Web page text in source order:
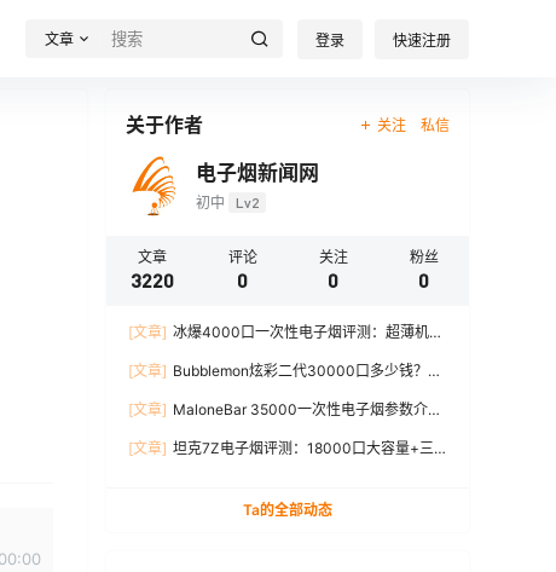
文章 登录 快速注册
00:00
关于作者 关注 私信
电子烟新闻网
初中 Lv2
文章
3220
评论
0
关注
0
粉丝
0
[文章] 冰爆4000口一次性电子烟评测：超薄机
[文章] Bubblemon炫彩二代30000口多少钱？最
[文章] MaloneBar 35000一次性电子烟参数介
[文章] 坦克7Z电子烟评测：18000口大容量+三
Ta的全部动态